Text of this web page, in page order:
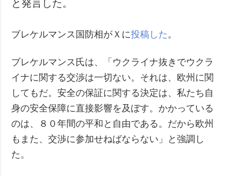
特集
写真
動画
購読
と発言した。
ブレケルマンス国防相がＸに投稿した 。
ブレケルマンス氏は、「ウクライナ抜きでウクラ
イナに関する交渉は一切ない。それは、欧州に関
してもだ。安全の保証に関する決定は、私たち自
身の安全保障に直接影響を及ぼす。かかっている
のは、８０年間の平和と自由である。だから欧州
もまた、交渉に参加せねばならない」と強調し
た。